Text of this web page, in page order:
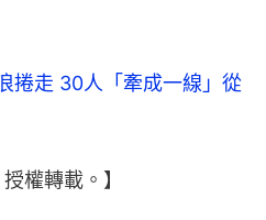
捲走 30人「牽成一線」從
授權轉載。】